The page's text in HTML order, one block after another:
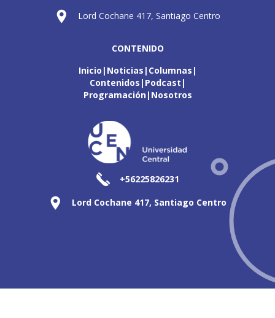
Lord Cochane 417, Santiago Centro
CONTENIDO
Inicio Noticias Columnas
Contenidos Podcast
Programación Nosotros
+56225826231
Lord Cochane 417, Santiago Centro